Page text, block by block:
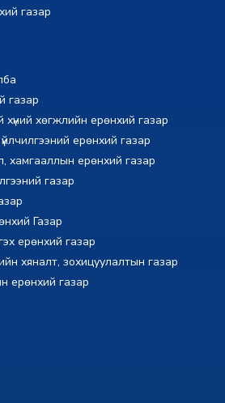
газар
газар
хөгжлийн ерөнхий газар
ерөнхий газар
хамгааллын ерөнхий газар
газар
Газар
ерөнхий газар
хяналт, зохицуулалтын газар
ерөнхий газар